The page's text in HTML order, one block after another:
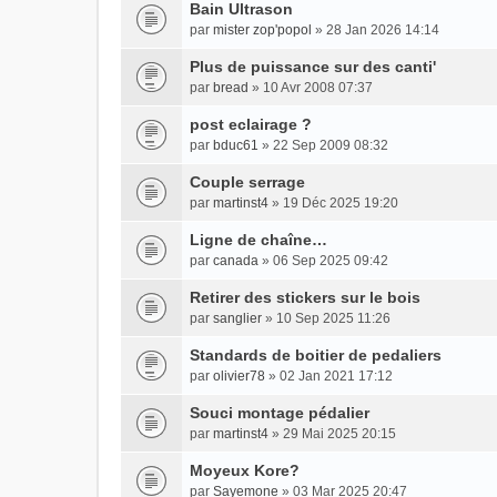
Bain Ultrason
par mister zop'popol » 28 Jan 2026 14:14
Plus de puissance sur des canti'
par bread » 10 Avr 2008 07:37
post eclairage ?
par bduc61 » 22 Sep 2009 08:32
Couple serrage
par martinst4 » 19 Déc 2025 19:20
Ligne de chaîne…
par canada » 06 Sep 2025 09:42
Retirer des stickers sur le bois
par sanglier » 10 Sep 2025 11:26
Standards de boitier de pedaliers
par olivier78 » 02 Jan 2021 17:12
Souci montage pédalier
par martinst4 » 29 Mai 2025 20:15
Moyeux Kore?
par Sayemone » 03 Mar 2025 20:47